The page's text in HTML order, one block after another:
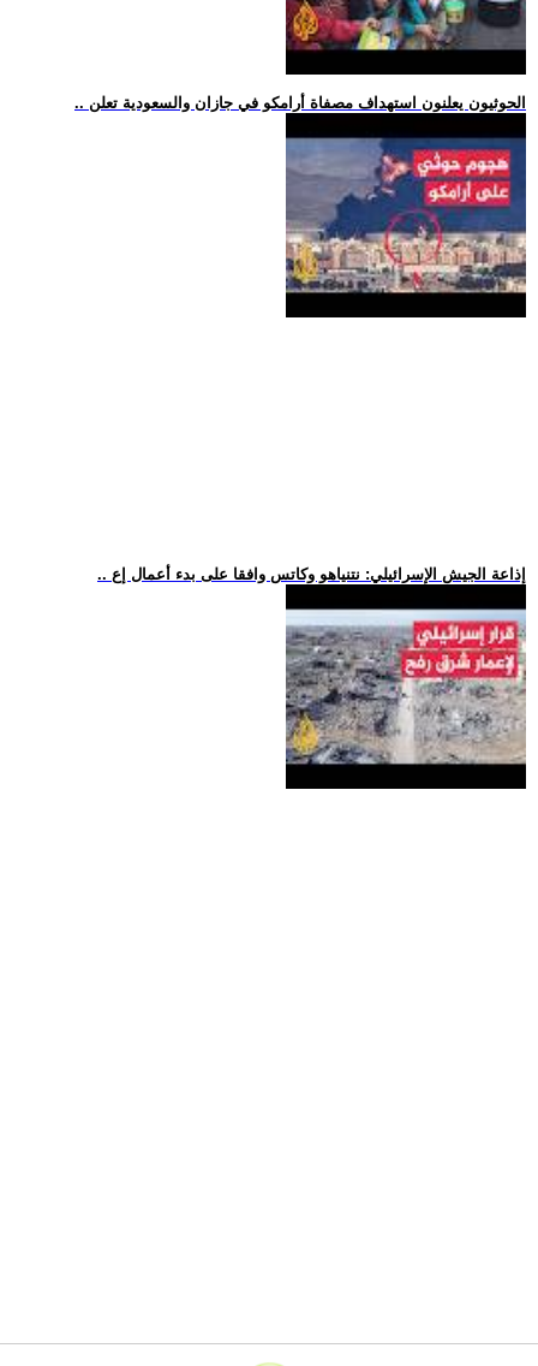
.. الحوثيون يعلنون استهداف مصفاة أرامكو في جازان والسعودية تعلن
.. إذاعة الجيش الإسرائيلي: نتنياهو وكاتس وافقا على بدء أعمال إع